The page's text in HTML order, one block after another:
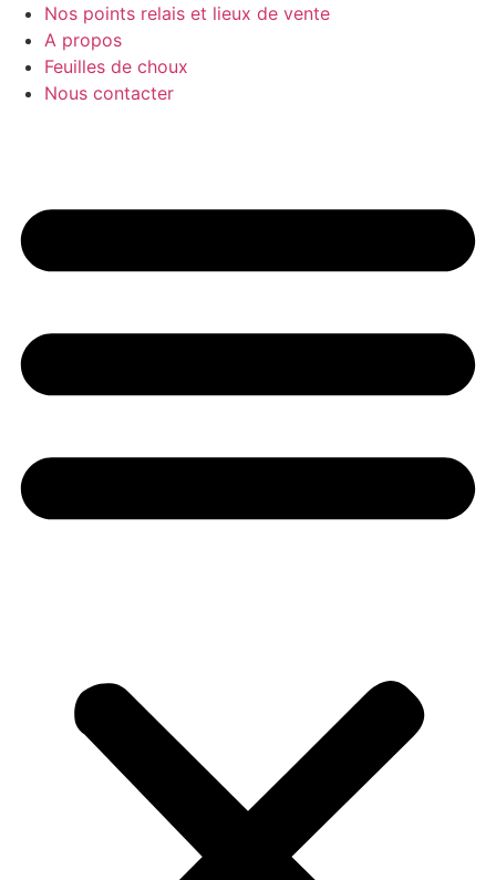
Nos points relais et lieux de vente
A propos
Feuilles de choux
Nous contacter